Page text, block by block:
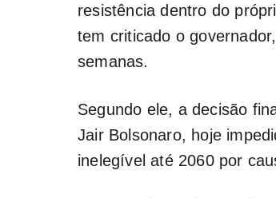
resistência dentro do
tem criticado o
semanas.
Segundo ele, a decisão
Jair Bolsonaro, hoje
inelegível até 2060 por